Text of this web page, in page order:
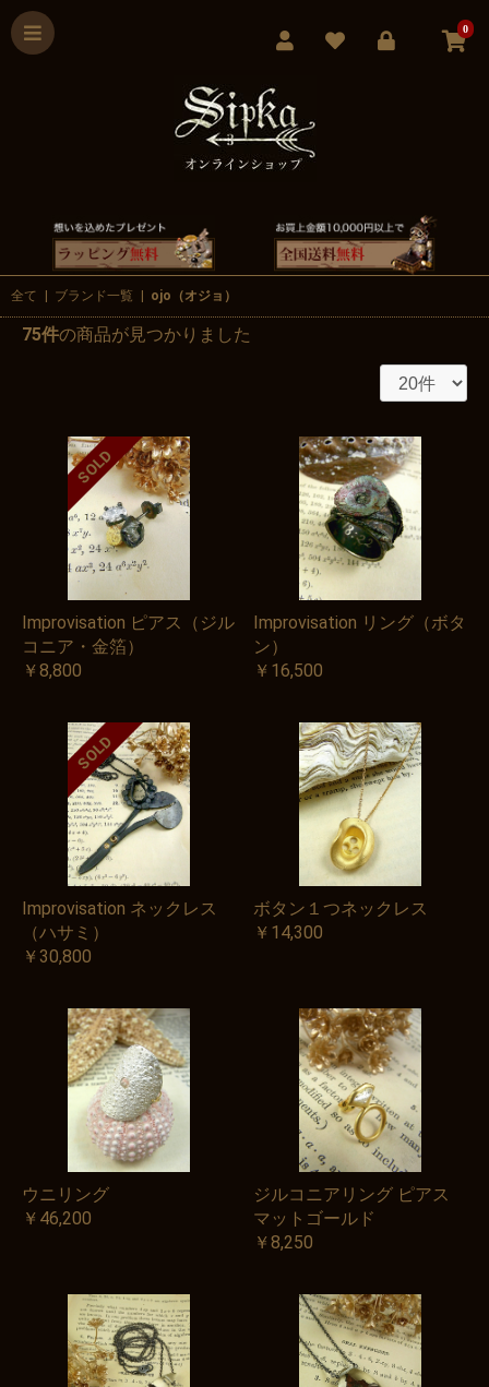
0
全て | ブランド一覧 | ojo（オジョ）
75件の商品が見つかりました
SOLD
Improvisation ピアス（ジル
コニア・金箔）
￥8,800
Improvisation リング（ボタ
ン）
￥16,500
SOLD
Improvisation ネックレス
（ハサミ）
￥30,800
ボタン１つネックレス
￥14,300
ウニリング
￥46,200
ジルコニアリング ピアス
マットゴールド
￥8,250